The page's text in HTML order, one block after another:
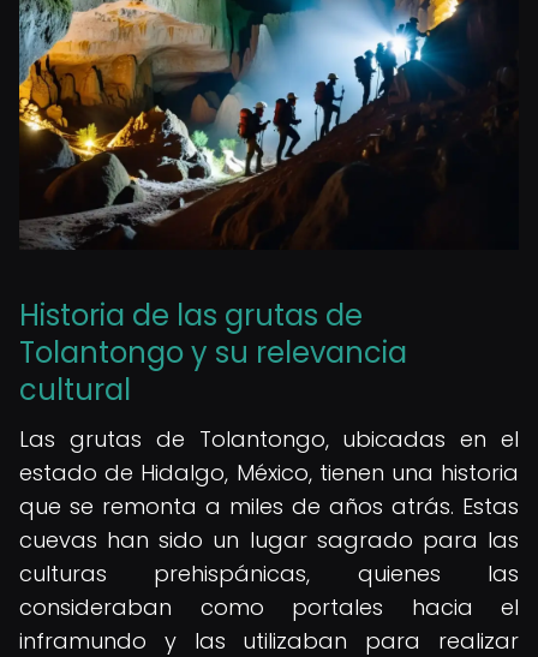
Historia de las grutas de
Tolantongo y su relevancia
cultural
Las grutas de Tolantongo, ubicadas en el
estado de Hidalgo, México, tienen una historia
que se remonta a miles de años atrás. Estas
cuevas han sido un lugar sagrado para las
culturas prehispánicas, quienes las
consideraban como portales hacia el
inframundo y las utilizaban para realizar